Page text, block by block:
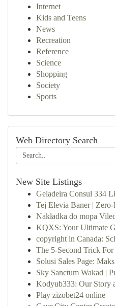
Internet
Kids and Teens
News
Recreation
Reference
Science
Shopping
Society
Sports
Web Directory Search
New Site Listings
Geladeira Consul 334
Tej Elevia Baner |
Nakładka do mopa
KQXS: Your Ultimate
copyright in Canada:
The 5-Second Trick For
Solusi Sales Page:
Sky Sanctum Wakad |
Kodyub333: Our Story
Play zizobet24 online